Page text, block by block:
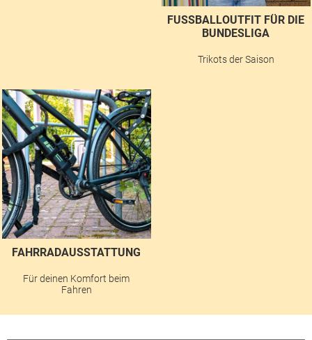
FUSSBALLOUTFIT FÜR DIE B
UNDESLIGA
Trikots der Saison
FAHRRADAUSSTATTUNG
Für deinen Komfort beim
Fahren